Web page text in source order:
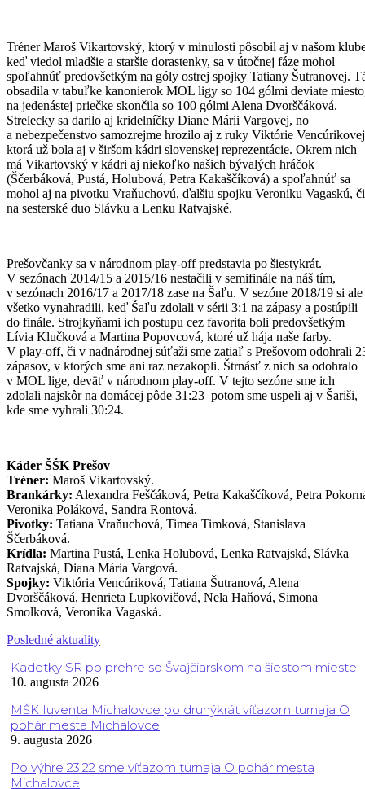
Tréner Maroš Vikartovský, ktorý v minulosti pôsobil aj v našom
keď viedol mladšie a staršie dorastenky, sa v útočnej fáze mohol
spoľahnúť predovšetkým na góly ostrej spojky Tatiany Šutranovej.
obsadila v tabuľke kanonierok MOL ligy so 104 gólmi deviate
na jedenástej priečke skončila so 100 gólmi Alena Dvorščáková.
Strelecky sa darilo aj kridelníčky Diane Márii Vargovej, no
a nebezpečenstvo samozrejme hrozilo aj z ruky Viktórie
ktorá už bola aj v širšom kádri slovenskej reprezentácie. Okrem nich
má Vikartovský v kádri aj niekoľko našich bývalých hráčok
(Ščerbáková, Pustá, Holubová, Petra Kakaščíková) a spoľahnúť sa
mohol aj na pivotku Vraňuchovú, ďalšiu spojku Veroniku Vagaskú, či
na sesterské duo Slávku a Lenku Ratvajské.
Prešovčanky sa v národnom play-off predstavia po šiestykrát.
V sezónach 2014/15 a 2015/16 nestačili v semifinále na náš tím,
v sezónach 2016/17 a 2017/18 zase na Šaľu. V sezóne 2018/19 si ale
všetko vynahradili, keď Šaľu zdolali v sérii 3:1 na zápasy a postúpili
do finále. Strojkyňami ich postupu cez favorita boli predovšetkým
Lívia Klučková a Martina Popovcová, ktoré už hája naše farby.
V play-off, či v nadnárodnej súťaži sme zatiaľ s Prešovom odohrali
zápasov, v ktorých sme ani raz nezakopli. Štrnásť z nich sa odohralo
v MOL lige, deväť v národnom play-off. V tejto sezóne sme ich
zdolali najskôr na domácej pôde 31:23 potom sme uspeli aj v Šariši,
kde sme vyhrali 30:24.
Káder ŠŠK Prešov
Tréner: Maroš Vikartovský.
Brankárky: Alexandra Feščáková, Petra Kakaščíková, Petra
Veronika Poláková, Sandra Rontová.
Pivotky: Tatiana Vraňuchová, Timea Timková, Stanislava
Ščerbáková.
Krídla: Martina Pustá, Lenka Holubová, Lenka Ratvajská, Slávka
Ratvajská, Diana Mária Vargová.
Spojky: Viktória Vencúriková, Tatiana Šutranová, Alena
Dvorščáková, Henrieta Lupkovičová, Nela Haňová, Simona
Smolková, Veronika Vagaská.
Posledné aktuality
Kadetky SR po prehre so Švajčiarskom na šiestom mieste
10. augusta 2026
MŠK Iuventa Michalovce po druhýkrát víťazom turnaja O
pohár mesta Michalovce
9. augusta 2026
Po výhre 23:22 sme víťazom turnaja O pohár mesta
Michalovce